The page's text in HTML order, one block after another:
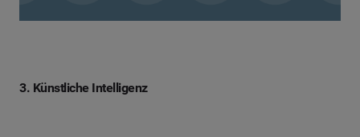
3. Künstliche Intelligenz